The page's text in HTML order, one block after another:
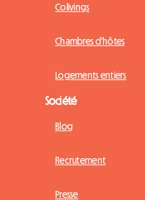
Colivings
Chambres d'hôtes
Logements entiers
Société
Blog
Recrutement
Presse